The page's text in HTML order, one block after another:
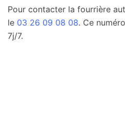
Pour contacter la fourrière
le 03 26 09 08 08. Ce
7j/7.